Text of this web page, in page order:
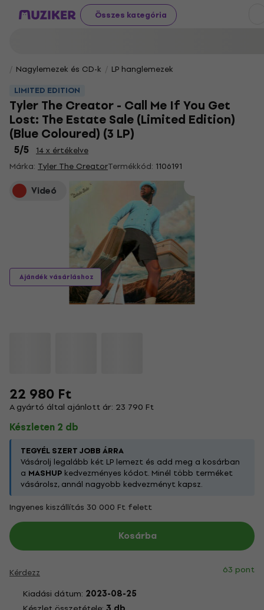
Összes kategória
Nagylemezek és CD-k
LP hanglemezek
LIMITED EDITION
Tyler The Creator - Call Me If You Get
Lost: The Estate Sale (Limited Edition)
(Blue Coloured) (3 LP)
5/5
14 x értékelve
Márka: Tyler The CreatorTermékkód: 1106191
Videó
Ajándék vásárláshoz
22 980 Ft
A gyártó által ajánlott ár: 23 790 Ft
Készleten 2 db
TEGYÉL SZERT JOBB ÁRRA
Vásárolj legalább két LP lemezt és add meg a kosárban
a MASHUP kedvezményes kódot. Minél több terméket
vásárolsz, annál nagyobb kedvezményt kapsz.
Ingyenes kiszállítás 30 000 Ft felett
Kosárba
Kérdezz
63 pont
Kiadási dátum: 2023-08-25